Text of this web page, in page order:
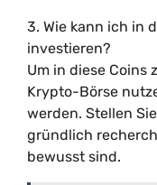
3. Wie kann ich in
investieren?
Um in diese Coins
Krypto-Börse
werden. Stellen
gründlich
bewusst sind.